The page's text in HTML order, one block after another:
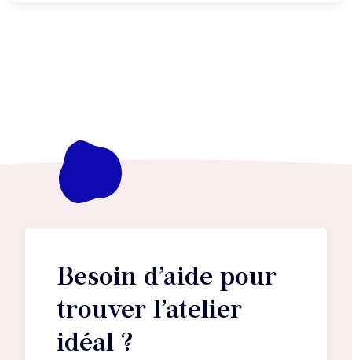
Besoin d’aide pour
trouver l’atelier
idéal ?